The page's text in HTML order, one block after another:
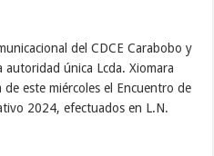
del CDCE Carabobo y
autoridad única Lcda. Xiomara
este miércoles el Encuentro de
2024, efectuados en L.N.